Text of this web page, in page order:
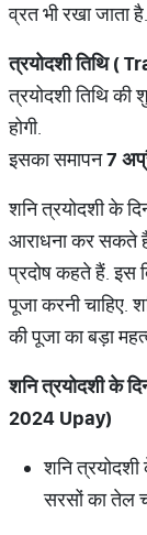
व्रत भी रखा जाता है.
त्रयोदशीतिथि(
त्रयोदशी तिथि
होगी.
इसका समापन7
शनि त्रयोदशी के
आराधना कर सकते
प्रदोष कहते हैं. इस
पूजा करनी चाहिए.
की पूजा का बड़ा
शनित्रयोदशीके
2024 Upay)
शनि
सरसों का तेल